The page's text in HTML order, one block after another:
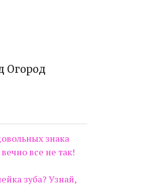
Огород
знака
все не так!
зуба? Узнай,